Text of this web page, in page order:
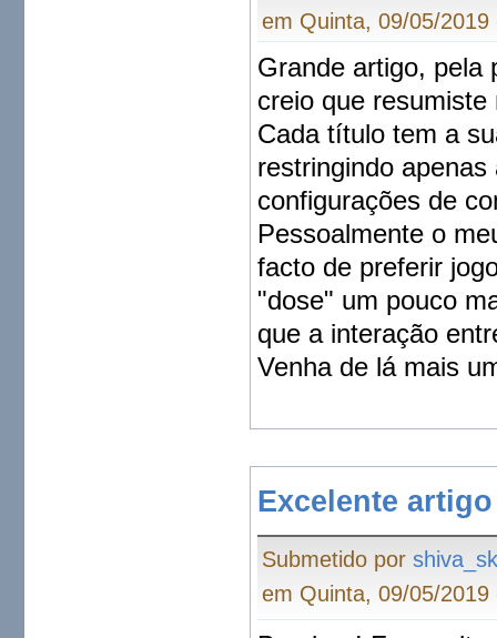
em Quinta, 09/05/2019
Grande artigo, pela
creio que
Cada título tem a
restringindo
configurações de
Pessoalmente o
facto de preferir
"dose" um pouco
que a interação
Venha de lá mais
Excelente artigo
Submetido por
em Quinta, 09/05/2019